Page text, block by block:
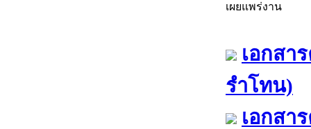
เผยแพร่งาน
เอกสา
รำโทน)
เอกสา